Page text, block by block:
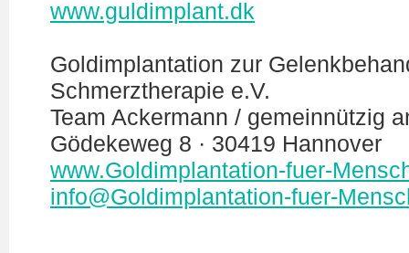
www.guldimplant.dk
Goldimplantation zur
Schmerztherapie e.V.
Team Ackermann / gemeinnützig
Gödekeweg 8 · 30419 Hannover
www.Goldimplantation-fuer-
info@Goldimplantation-fuer-